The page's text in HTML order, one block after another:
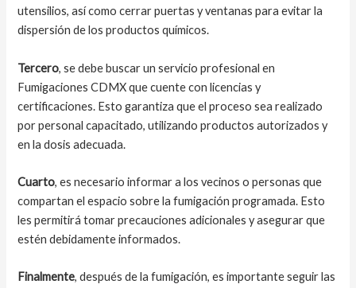
utensilios, así como cerrar puertas y ventanas para evitar la
dispersión de los productos químicos.
Tercero, se debe buscar un servicio profesional en
Fumigaciones CDMX que cuente con licencias y
certificaciones. Esto garantiza que el proceso sea realizado
por personal capacitado, utilizando productos autorizados y
en la dosis adecuada.
Cuarto, es necesario informar a los vecinos o personas que
compartan el espacio sobre la fumigación programada. Esto
les permitirá tomar precauciones adicionales y asegurar que
estén debidamente informados.
Finalmente, después de la fumigación, es importante seguir las